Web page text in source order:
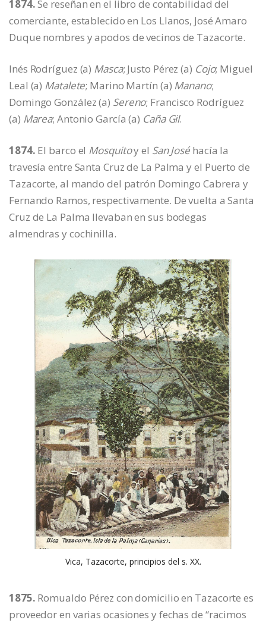
1874.Se reseñan en el libro de contabilidad del
comerciante, establecido en Los Llanos, José Amaro
Duque nombres y apodos de vecinos de Tazacorte.
Inés Rodríguez (a) Masca; Justo Pérez (a) Cojo; Miguel
Leal (a) Matalete; Marino Martín (a) Manano;
Domingo González (a) Sereno; Francisco Rodríguez
(a) Marea; Antonio García (a) Caña Gil.
1874. El barco el Mosquitoy el San Joséhacía la
travesía entre Santa Cruz de La Palma y el Puerto de
Tazacorte, al mando del patrón Domingo Cabrera y
Fernando Ramos, respectivamente. De vuelta a Santa
Cruz de La Palma llevaban en sus bodegas
almendras y cochinilla.
Vica, Tazacorte, principios del s. XX.
1875. Romualdo Pérez con domicilio en Tazacorte es
proveedor en varias ocasiones y fechas de “racimos